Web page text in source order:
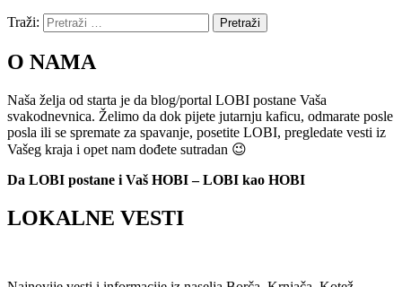
Traži: Pretraži
O NAMA
Naša želja od starta je da blog/portal LOBI postane Vaša
svakodnevnica. Želimo da dok pijete jutarnju kaficu, odmarate posle
posla ili se spremate za spavanje, posetite LOBI, pregledate vesti iz
Vašeg kraja i opet nam dođete sutradan 😉
Da LOBI postane i Vaš HOBI – LOBI kao HOBI
LOKALNE VESTI